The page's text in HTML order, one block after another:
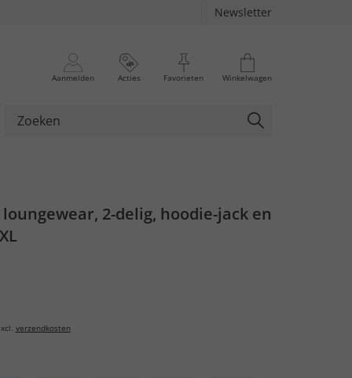
Newsletter
Aanmelden Acties Favorieten Winkelwagen
2-delig, hoodie-jack en
verzendkosten